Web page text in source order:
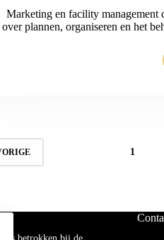
Marketing en facility management
over plannen, organiseren en het
1